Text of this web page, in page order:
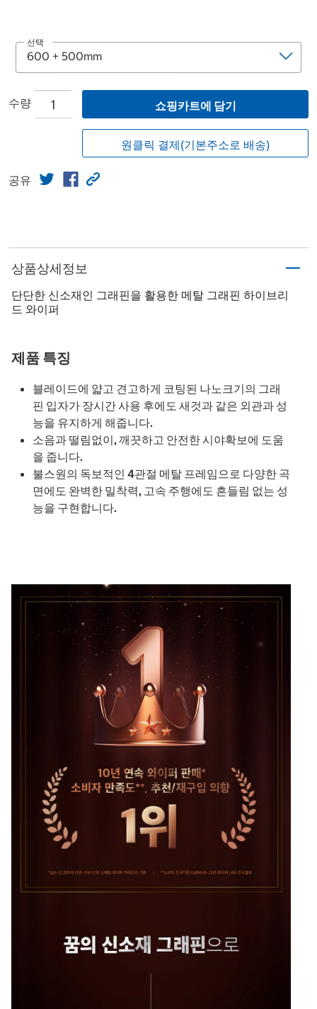
선택
수량 쇼핑카트에 담기
원클릭 결제(기본주소로 배송)
공유
상품상세정보
단단한 신소재인 그래핀을 활용한 메탈 그래핀 하이브리
드 와이퍼
제품 특징
블레이드에 얇고 견고하게 코팅된 나노크기의 그래
핀 입자가 장시간 사용 후에도 새것과 같은 외관과 성
능을 유지하게 해줍니다.
소음과 떨림없이, 깨끗하고 안전한 시야확보에 도움
을 줍니다.
불스원의 독보적인 4관절 메탈 프레임으로 다양한 곡
면에도 완벽한 밀착력, 고속 주행에도 흔들림 없는 성
능을 구현합니다.